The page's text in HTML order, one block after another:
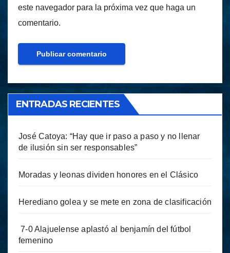
este navegador para la próxima vez que haga un
comentario.
ENTRADAS RECIENTES
José Catoya: “Hay que ir paso a paso y no llenar
de ilusión sin ser responsables”
Moradas y leonas dividen honores en el Clásico
Herediano golea y se mete en zona de clasificación
7-0 Alajuelense aplastó al benjamín del fútbol
femenino